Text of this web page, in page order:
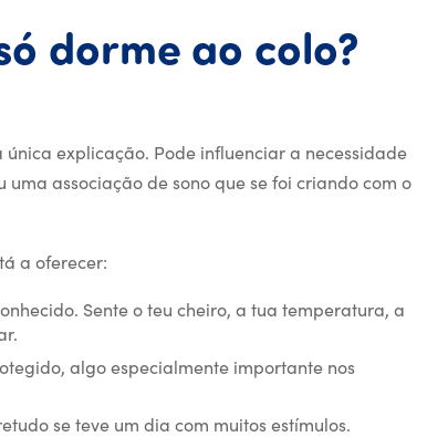
dorme ao colo?
explicação. Pode influenciar a necessidade
associação de sono que se foi criando com o
a oferecer:
Sente o teu cheiro, a tua temperatura, a
algo especialmente importante nos
se teve um dia com muitos estímulos.